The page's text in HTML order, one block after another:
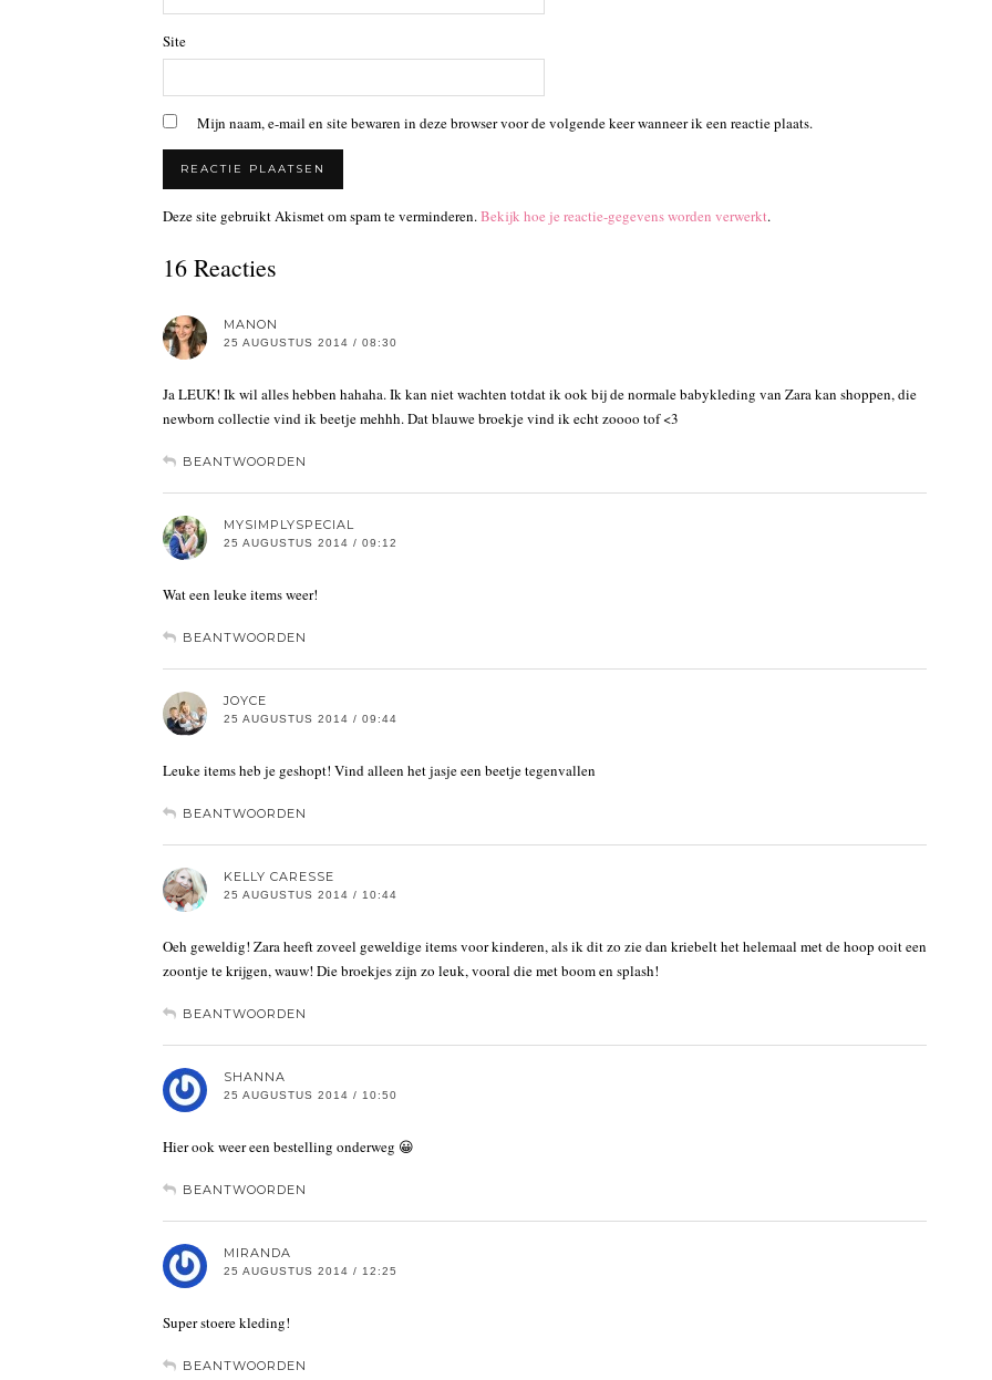
Site
Mijn naam, e-mail en site bewaren in deze browser voor de volgende keer wanneer ik een reactie plaats.
Deze site gebruikt Akismet om spam te verminderen.Bekijk hoe je reactie-gegevens worden verwerkt.
16 Reacties
MANON
25 AUGUSTUS 2014 / 08:30
Ja LEUK! Ik wil alles hebben hahaha. Ik kan niet wachten totdat ik ook bij de normale babykleding van Zara kan shoppen, die
newborn collectie vind ik beetje mehhh. Dat blauwe broekje vind ik echt zoooo tof <3
BEANTWOORDEN
MYSIMPLYSPECIAL
25 AUGUSTUS 2014 / 09:12
Wat een leuke items weer!
BEANTWOORDEN
JOYCE
25 AUGUSTUS 2014 / 09:44
Leuke items heb je geshopt! Vind alleen het jasje een beetje tegenvallen
BEANTWOORDEN
KELLY CARESSE
25 AUGUSTUS 2014 / 10:44
Oeh geweldig! Zara heeft zoveel geweldige items voor kinderen, als ik dit zo zie dan kriebelt het helemaal met de hoop ooit een
zoontje te krijgen, wauw! Die broekjes zijn zo leuk, vooral die met boom en splash!
BEANTWOORDEN
SHANNA
25 AUGUSTUS 2014 / 10:50
Hier ook weer een bestelling onderweg 😀
BEANTWOORDEN
MIRANDA
25 AUGUSTUS 2014 / 12:25
Super stoere kleding!
BEANTWOORDEN